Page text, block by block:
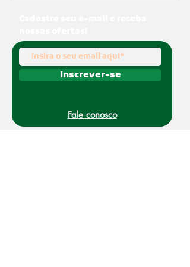
Inscrever-se
Fale conosco